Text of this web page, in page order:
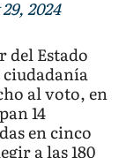
2024
del Estado
al voto, en
14
en cinco
a las 180